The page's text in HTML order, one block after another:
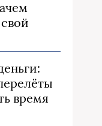
время